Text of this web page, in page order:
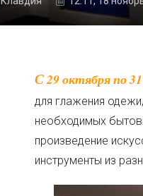
С 29 октября по 31 марта в Выставочном зале в Измайлове пройдет выставка «Снаряд
для глажения
необходимых
произведение
инструменты из